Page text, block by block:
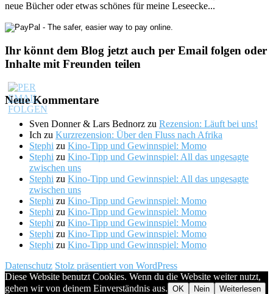
neue Bücher oder etwas schönes für meine Leseecke...
Ihr könnt dem Blog jetzt auch per Email folgen oder
Inhalte mit Freunden teilen
Neue Kommentare
Sven Donner & Lars Bednorz zu Rezension: Läuft bei uns!
Ich zu Kurzrezension: Über den Fluss nach Afrika
Stephi zu Kino-Tipp und Gewinnspiel: Momo
Stephi zu Kino-Tipp und Gewinnspiel: All das ungesagte
zwischen uns
Stephi zu Kino-Tipp und Gewinnspiel: All das ungesagte
zwischen uns
Stephi zu Kino-Tipp und Gewinnspiel: Momo
Stephi zu Kino-Tipp und Gewinnspiel: Momo
Stephi zu Kino-Tipp und Gewinnspiel: Momo
Stephi zu Kino-Tipp und Gewinnspiel: Momo
Stephi zu Kino-Tipp und Gewinnspiel: Momo
Datenschutz Stolz präsentiert von WordPress
Diese Website benutzt Cookies. Wenn du die Website weiter nutzt,
gehen wir von deinem Einverständnis aus. OK Nein Weiterlesen